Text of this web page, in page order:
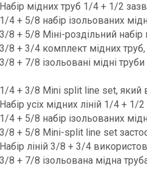
Набір мідних труб 1/4 + 1/2
1/4 + 5/8 набір ізольованих
3/8 + 5/8 Міні-роздільний набір
3/8 + 3/4 комплект мідних труб,
3/8 + 7/8 ізольовані мідні
1/4 + 3/8 Mini split line set, який
Набір усіх мідних ліній 1/4 +
1/4 + 5/8 набір ізольованих
3/8 + 5/8 Mini-split line set
Набір ліній 3/8 + 3/4
3/8 + 7/8 ізольована мідна